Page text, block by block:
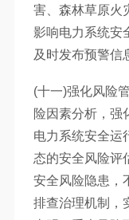
害、森林草原火
影响电力系统安
及时发布预警信
(十一)强化风险
险因素分析，强
电力系统安全运
态的安全风险评
安全风险隐患，
排查治理机制，